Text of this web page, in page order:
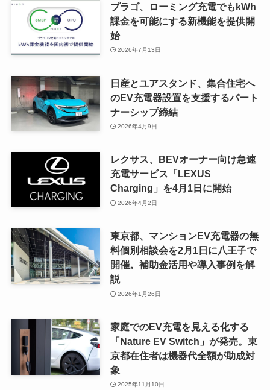
プラゴ、ローミング充電でもkWh
課金を可能にする新機能を提供開
始
2026年7月13日
日産とユアスタンド、集合住宅へ
のEV充電器設置を支援するパート
ナーシップ締結
2026年4月9日
レクサス、BEVオーナー向け急速
充電サービス「LEXUS
Charging」を4月1日に開始
2026年4月2日
東京都、マンションEV充電器の無
料個別相談会を2月1日に八王子で
開催。補助金活用や導入事例を解
説
2026年1月26日
家庭でのEV充電を見える化する
「Nature EV Switch」が発売。東
京都在住者は機器代全額が助成対
象
2025年11月10日